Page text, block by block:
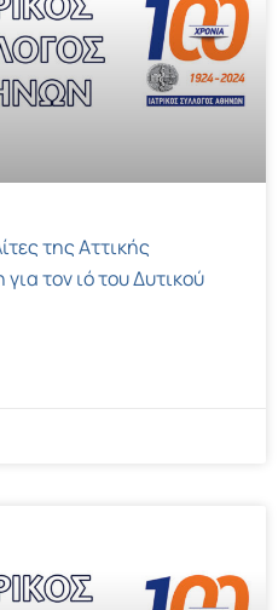
της Αττικής
τον ιό του Δυτικού